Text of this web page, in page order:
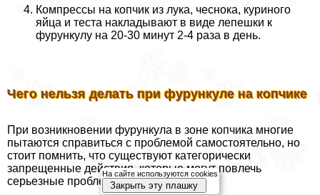
Компрессы на копчик из лука, чеснока, куриного
яйца и теста накладывают в виде лепешки к
фурункулу на 20-30 минут 2-4 раза в день.
Чего нельзя делать при фурункуле на копчике
При возникновении фурункула в зоне копчика многие
пытаются справиться с проблемой самостоятельно, но
стоит помнить, что существуют категорически
запрещенные действия, которые могут повлечь
серьезные проблемы для здоровья:
На сайте используются cookies
Закрыть эту плашку